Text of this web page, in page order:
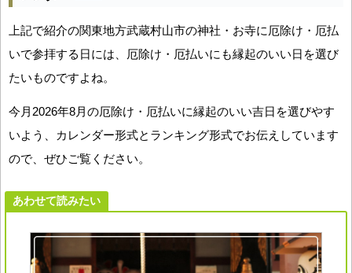
上記で紹介の関東地方武蔵村山市の神社・お寺に厄除け・厄払
いで参拝する日には、厄除け・厄払いにも縁起のいい日を選び
たいものですよね。
今月2026年8月の厄除け・厄払いに縁起のいい吉日を選びやす
いよう、カレンダー形式とランキング形式でお伝えしています
ので、ぜひご覧ください。
あわせて読みたい